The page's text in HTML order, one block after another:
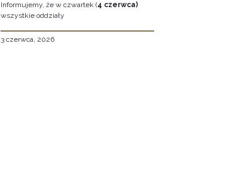
Informujemy, że w czwartek (4 czerwca)
wszystkie oddziały
3 czerwca, 2026